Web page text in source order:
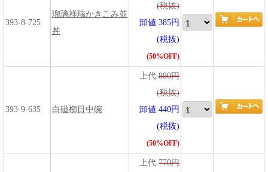
393-8-725
瑠璃祥瑞かきこみ並
丼
(税抜)
卸値 385円
(税抜)
(50%OFF)
393-9-635 白磁櫛目中碗
上代 880円
(税抜)
卸値 440円
(税抜)
(50%OFF)
上代 770円